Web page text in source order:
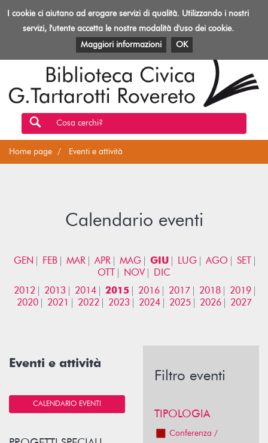
Toggle
Biblioteca
Rovereto
EVENTI E ATTIVITÀ PATRIMONIO E RISORSE
Cosa cerchi?
Home page Eventi e attività
Calendario eventi
GEN FEB MAR APR MAG GIU LUG AGO
SET
OTT
NOV
DIC
2012
2013 2014 2015 2016 2017 2018
2019
2020
2021 2022 2023 2024 2025 2026 2027
Eventi e attività
CALENDARIO EVENTI
Filtro eventi
TIPOLOGIA
Conferenza /
I cookie ci aiutano ad erogare servizi di qualità. Utilizzando i nostri
servizi, l'utente accetta le nostre modalità d'uso dei cookie.
Maggiori informazioni
OK